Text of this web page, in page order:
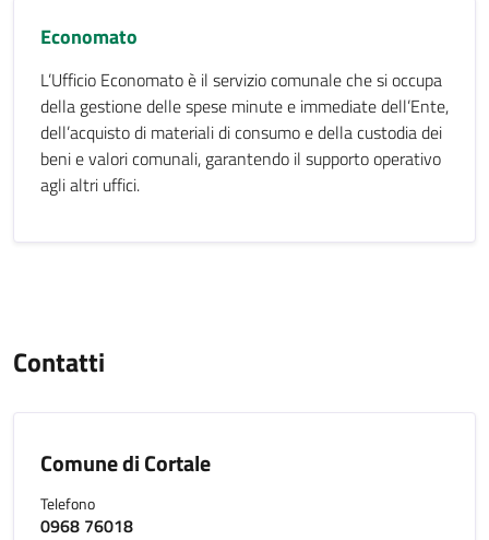
Economato
L’Ufficio Economato è il servizio comunale che si occupa
della gestione delle spese minute e immediate dell’Ente,
dell’acquisto di materiali di consumo e della custodia dei
beni e valori comunali, garantendo il supporto operativo
agli altri uffici.
Contatti
Comune di Cortale
Telefono
0968 76018